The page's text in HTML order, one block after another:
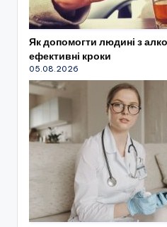
Як допомогти людині з
ефективні кроки
05.08.2026